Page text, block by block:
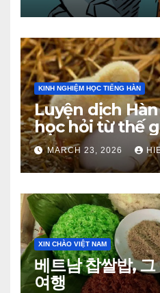
KINH NGHIỆM HỌC TIẾNG HÀN
Luyện dịch
học hỏi từ thế
(Phần 1)
MARCH 23, 2026
XIN CHÀO VIỆT NAM
베트남 찹쌀밥,
여행